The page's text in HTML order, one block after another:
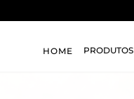
HOME PRODUTOS